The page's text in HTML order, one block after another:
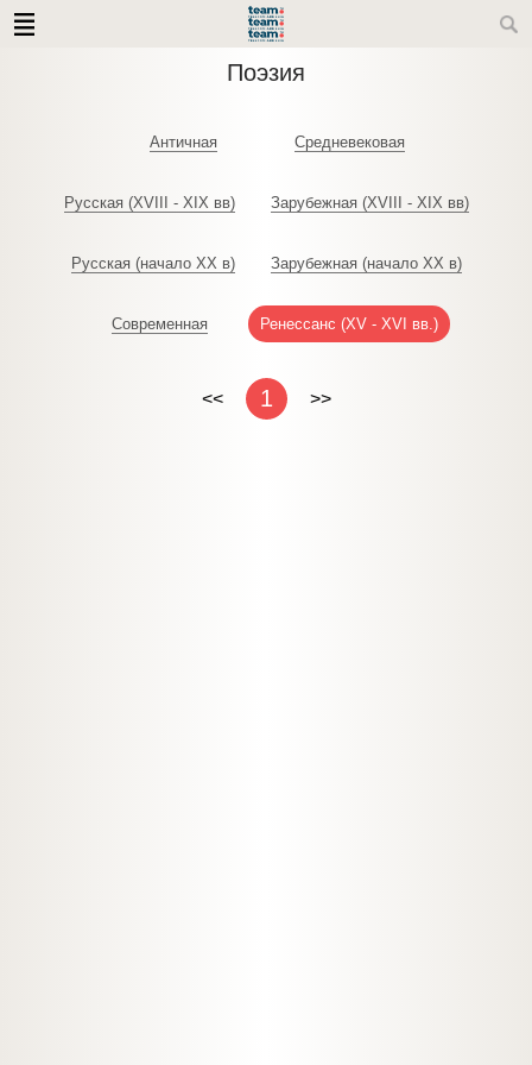
Поэзия
Античная Средневековая
Русская (XVIII - XIX вв) Зарубежная (XVIII - XIX вв)
Русская (начало XX в) Зарубежная (начало XX в)
Современная Ренессанс (XV - XVI вв.)
<< 1 >>